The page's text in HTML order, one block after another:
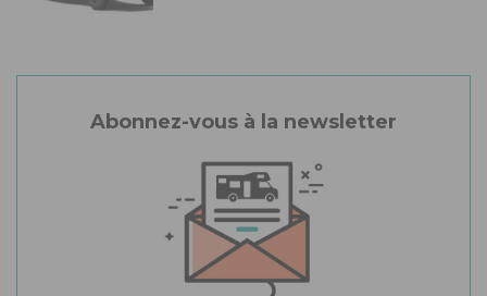
Abonnez-vous à la newsletter